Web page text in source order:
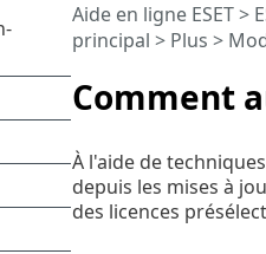
Comment
Aide en ligne ESET>
principal > Plus >
À l'aide de
depuis les mises à
des licences